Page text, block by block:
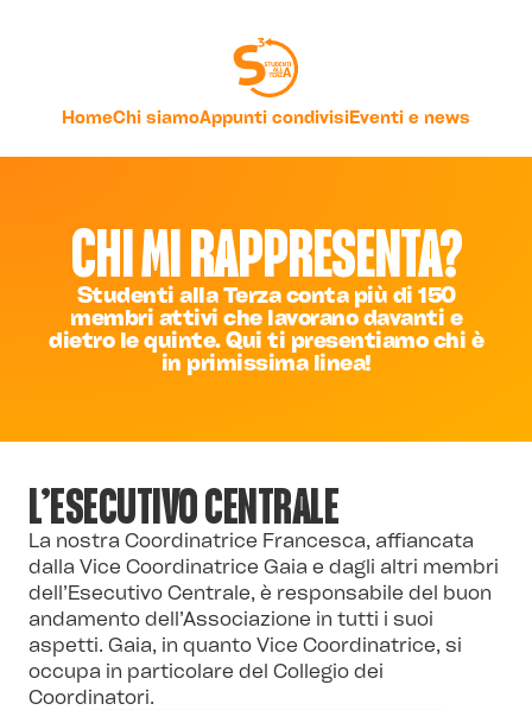
HomeChi siamoAppunti condivisiEventi e news
CHI MI RAPPRESENTA?
Studenti alla Terza conta più di 150
membri attivi che lavorano davanti e
dietro le quinte. Qui ti presentiamo chi è
in primissima linea!
L’ESECUTIVO CENTRALE
La nostra Coordinatrice Francesca, affiancata
dalla Vice Coordinatrice Gaia e dagli altri membri
dell’Esecutivo Centrale, è responsabile del buon
andamento dell’Associazione in tutti i suoi
aspetti. Gaia, in quanto Vice Coordinatrice, si
occupa in particolare del Collegio dei
Coordinatori.